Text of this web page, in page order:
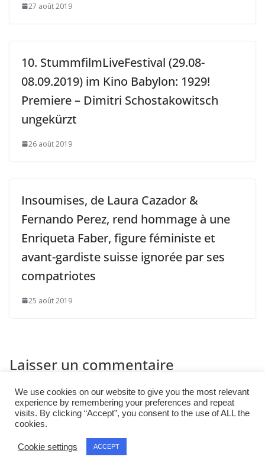
27 août 2019
10. StummfilmLiveFestival (29.08-
08.09.2019) im Kino Babylon: 1929!
Premiere – Dimitri Schostakowitsch
ungekürzt
26 août 2019
Insoumises, de Laura Cazador &
Fernando Perez, rend hommage à une
Enriqueta Faber, figure féministe et
avant-gardiste suisse ignorée par ses
compatriotes
25 août 2019
Laisser un commentaire
Votre adresse e-mail ne sera pas publiée. Les champs
obligatoires sont indiqués avec*
Commentaire
We use cookies on our website to give you the most relevant
experience by remembering your preferences and repeat
visits. By clicking “Accept”, you consent to the use of ALL the
cookies.
Cookie settings ACCEPT